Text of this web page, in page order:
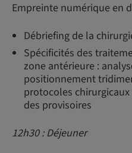
Empreinte numérique en
Débriefing de la
Spécificités des
zone antérieure :
positionnement
protocoles
des provisoires
12h30 : Déjeuner